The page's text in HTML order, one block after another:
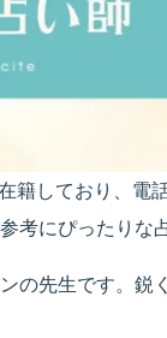
籍しており、電
考にぴったりな
の先生です。鋭